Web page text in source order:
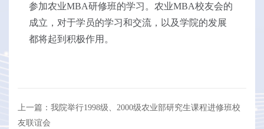
参加农业MBA研修班的学习。农业MBA校友会的
成立，对于学员的学习和交流，以及学院的发展
都将起到积极作用。
上一篇：我院举行1998级、2000级农业部研究生课程进修班校
友联谊会